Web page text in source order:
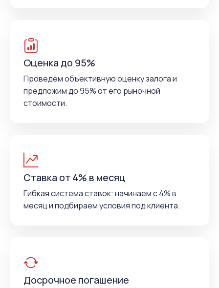
Оценка до 95%
Проведём объективную оценку залога и
предложим до 95% от его рыночной
стоимости.
Ставка от 4% в месяц
Гибкая система ставок: начинаем с 4% в
месяц и подбираем условия под клиента.
Досрочное погашение